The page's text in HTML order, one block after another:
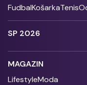
FudbalKošarkaTenis
SP 2026
MAGAZIN
LifestyleModa